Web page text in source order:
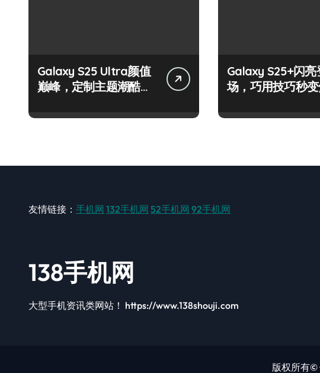
Galaxy S25 Ultra颜值
巅峰，定制主题潮酷上
Galaxy S25+闪亮
场，巧用技巧秒
友情链接： 手机网 132手机网 52手机网 92手机网
138手机网
大型手机资讯类网站！ https://www.138shouji.com
版权所有©